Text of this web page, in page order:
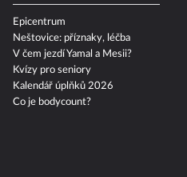
Epicentrum
Neštovice: příznaky, léčba
V čem jezdí Yamal a Mesii?
Kvízy pro seniory
Kalendář úplňků 2026
Co je bodycount?